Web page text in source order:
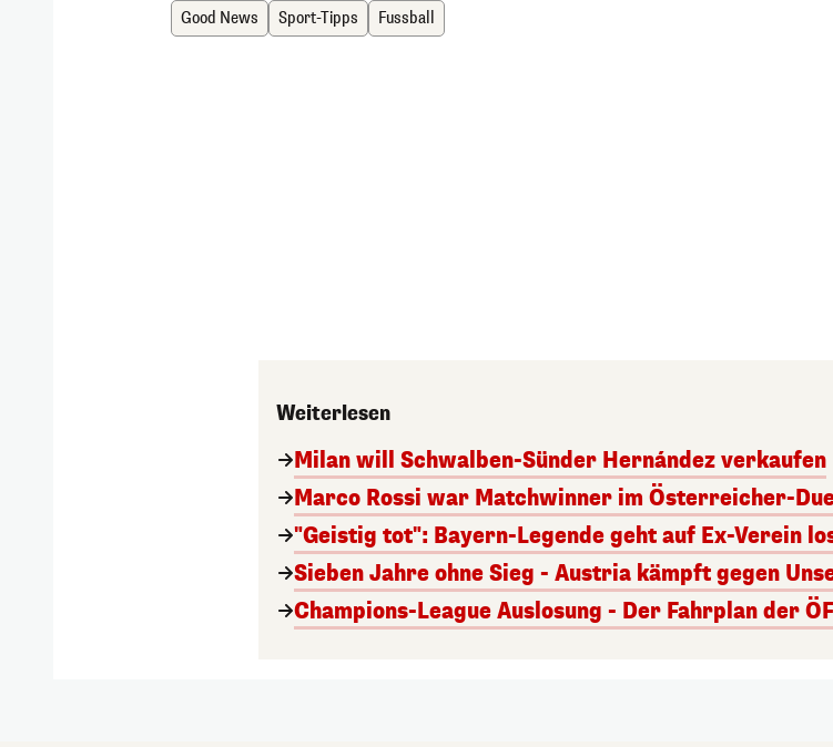
Good News Sport-Tipps Fussball
Weiterlesen
Milan will Schwalben-Sünder Hernández verkaufen
Marco Rossi war Matchwinner im Österreicher-
"Geistig tot": Bayern-Legende geht auf Ex-Verein
Sieben Jahre ohne Sieg - Austria kämpft gegen
Champions-League Auslosung - Der Fahrplan der